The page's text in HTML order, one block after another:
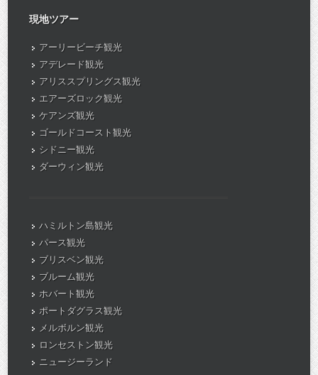
現地ツアー
アーリービーチ観光
アデレード観光
アリススプリングス観光
エアーズロック観光
ケアンズ観光
ゴールドコースト観光
シドニー観光
ダーウィン観光
ハミルトン島観光
パース観光
ブリスベン観光
ブルーム観光
ホバート観光
ポートダグラス観光
メルボルン観光
ロンセストン観光
ニュージーランド